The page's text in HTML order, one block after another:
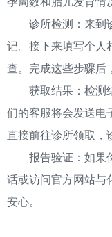
诊所检测：来到诊
记。接下来填写个人
查。完成这些步骤后
获取结果：检测结
们的客服将会发送电
直接前往诊所领取，
报告验证：如果你
话或访问官方网站与
安心。